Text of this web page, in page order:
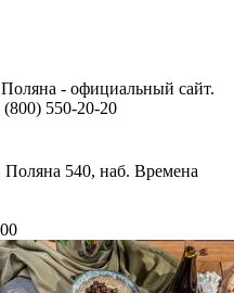
- официальный сайт.
550-20-20
540, наб. Времена